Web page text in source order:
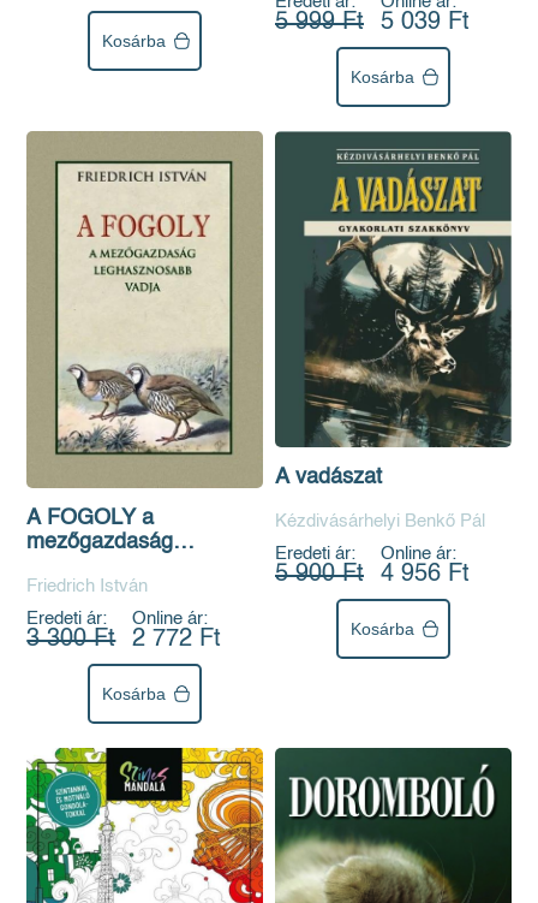
Kosárba
5 999 Ft 5 039 Ft
Kosárba
A FOGOLY a
mezőgazdaság
Friedrich István
Eredeti ár:
3 300 Ft
Online ár:
2 772 Ft
Kosárba
A vadászat
Kézdivásárhelyi Benkő Pál
Eredeti ár:
5 900 Ft
Online ár:
4 956 Ft
Kosárba